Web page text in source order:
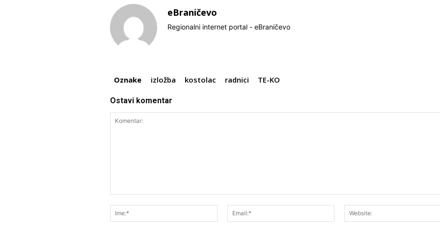
eBraničevo
Regionalni internet portal - eBraničevo
Oznake izložba kostolac radnici TE-KO
Ostavi komentar
Ime:*
Email:*